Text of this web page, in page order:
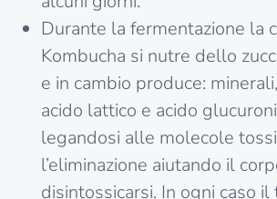
Durante la fermentazione la
Kombucha si nutre dello
e in cambio produce:
acido lattico e acido
legandosi alle molecole
l’eliminazione aiutando il
disintossicarsi. In ogni caso il